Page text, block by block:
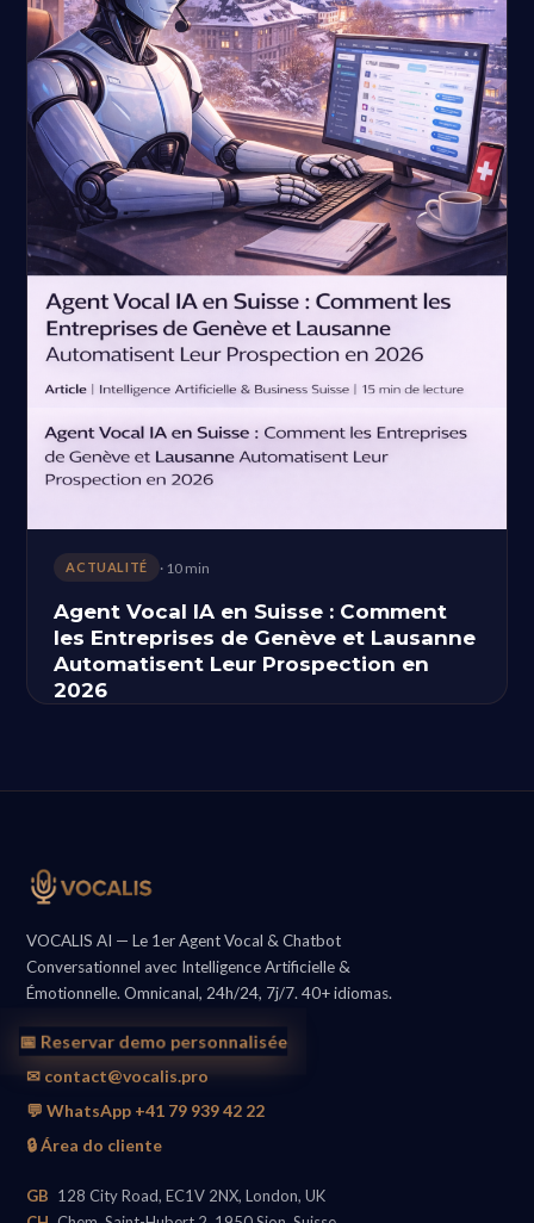
ACTUALITÉ · 10 min
Agent Vocal IA en Suisse : Comment
les Entreprises de Genève et Lausanne
Automatisent Leur Prospection en
2026
VOCALIS AI — Le 1er Agent Vocal & Chatbot
Conversationnel avec Intelligence Artificielle &
Émotionnelle. Omnicanal, 24h/24, 7j/7. 40+ idiomas.
📅 Reservar demo personnalisée
✉ contact@vocalis.pro
💬 WhatsApp +41 79 939 42 22
🔒 Área do cliente
GB 128 City Road, EC1V 2NX, London, UK